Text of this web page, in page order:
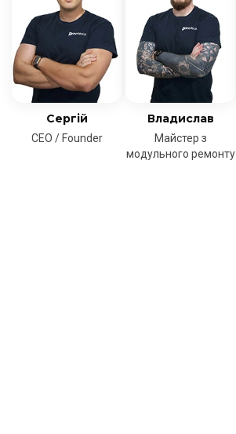
Сергій
CEO / Founder
Владислав
Майстер з
модульного ремонту